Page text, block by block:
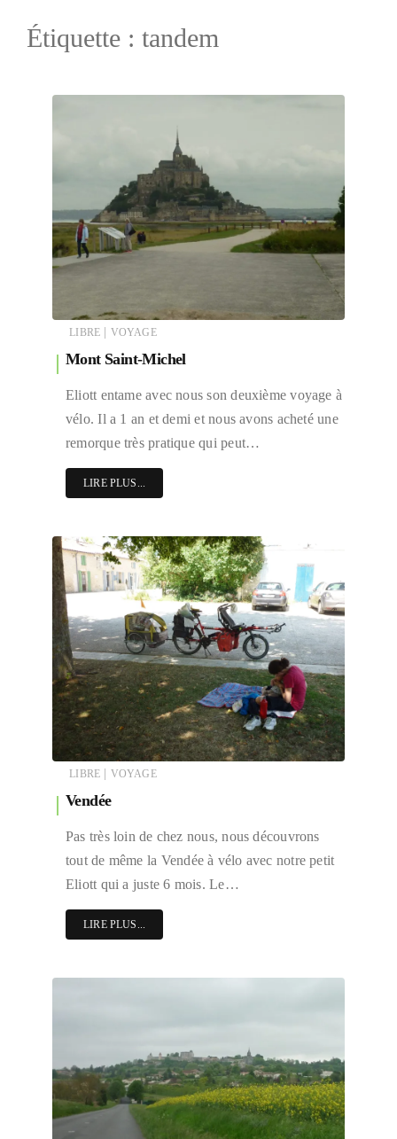
Étiquette : tandem
LIBRE VOYAGE
Mont Saint-Michel
Eliott entame avec nous son deuxième voyage à
vélo. Il a 1 an et demi et nous avons acheté une
remorque très pratique qui peut…
LIRE PLUS...
LIBRE VOYAGE
Vendée
Pas très loin de chez nous, nous découvrons
tout de même la Vendée à vélo avec notre petit
Eliott qui a juste 6 mois. Le…
LIRE PLUS...